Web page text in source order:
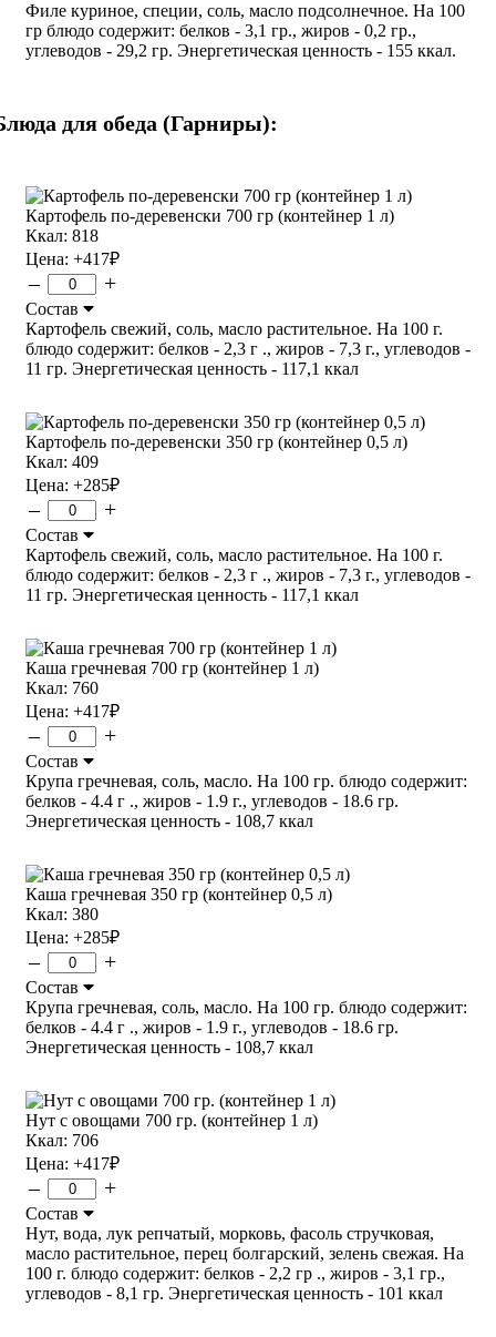
Филе куриное, специи, соль, масло подсолнечное. На 100
гр блюдо содержит: белков - 3,1 гр., жиров - 0,2 гр.,
углеводов - 29,2 гр. Энергетическая ценность - 155 ккал.
для обеда (Гарниры):
Картофель по-деревенски 700 гр (контейнер 1 л)
Ккал: 818
Цена: +417₽
– +
Состав
Картофель свежий, соль, масло растительное. На 100 г.
блюдо содержит: белков - 2,3 г ., жиров - 7,3 г., углеводов -
11 гр. Энергетическая ценность - 117,1 ккал
Картофель по-деревенски 350 гр (контейнер 0,5 л)
Ккал: 409
Цена: +285₽
– +
Состав
Картофель свежий, соль, масло растительное. На 100 г.
блюдо содержит: белков - 2,3 г ., жиров - 7,3 г., углеводов -
11 гр. Энергетическая ценность - 117,1 ккал
Каша гречневая 700 гр (контейнер 1 л)
Ккал: 760
Цена: +417₽
– +
Состав
Крупа гречневая, соль, масло. На 100 гр. блюдо содержит:
белков - 4.4 г ., жиров - 1.9 г., углеводов - 18.6 гр.
Энергетическая ценность - 108,7 ккал
Каша гречневая 350 гр (контейнер 0,5 л)
Ккал: 380
Цена: +285₽
– +
Состав
Крупа гречневая, соль, масло. На 100 гр. блюдо содержит:
белков - 4.4 г ., жиров - 1.9 г., углеводов - 18.6 гр.
Энергетическая ценность - 108,7 ккал
Нут с овощами 700 гр. (контейнер 1 л)
Ккал: 706
Цена: +417₽
– +
Состав
Нут, вода, лук репчатый, морковь, фасоль стручковая,
масло растительное, перец болгарский, зелень свежая. На
100 г. блюдо содержит: белков - 2,2 гр ., жиров - 3,1 гр.,
углеводов - 8,1 гр. Энергетическая ценность - 101 ккал